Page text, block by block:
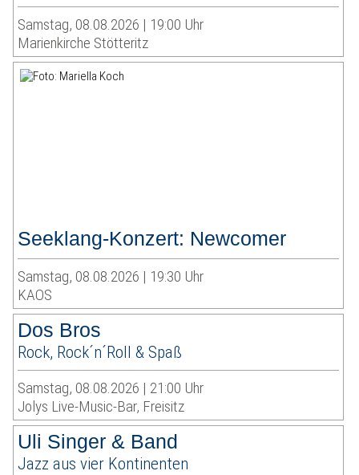
Samstag, 08.08.2026 | 19:00 Uhr
Marienkirche Stötteritz
Seeklang-Konzert: Newcomer
Samstag, 08.08.2026 | 19:30 Uhr
KAOS
Dos Bros
Rock, Rock´n´Roll & Spaß
Samstag, 08.08.2026 | 21:00 Uhr
Jolys Live-Music-Bar, Freisitz
Uli Singer & Band
Jazz aus vier Kontinenten